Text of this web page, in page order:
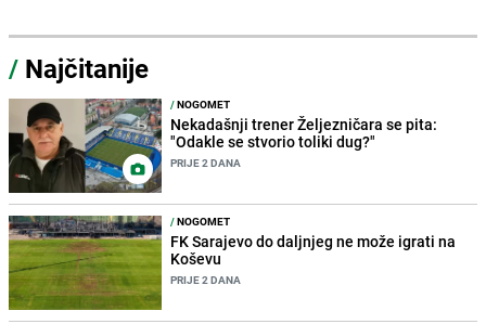
/ Najčitanije
/NOGOMET
Nekadašnji trener Željezničara se pita:
"Odakle se stvorio toliki dug?"
PRIJE 2 DANA
/NOGOMET
FK Sarajevo do daljnjeg ne može igrati na
Koševu
PRIJE 2 DANA